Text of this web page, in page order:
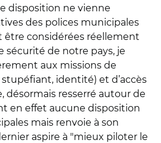
disposition ne vienne
des polices municipales
être considérées réellement
sécurité de notre pays, je
aux missions de
identité) et d’accès
désormais resserré autour de
en effet aucune disposition
mais renvoie à son
aspire à "mieux piloter le